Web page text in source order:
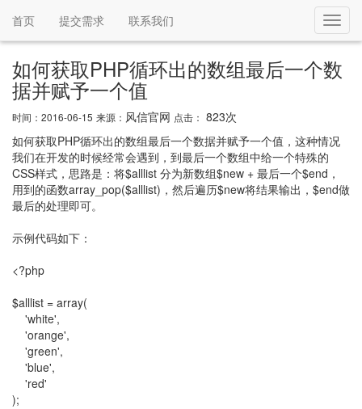
首页 提交需求 联系我们
如何获取PHP循环出的数组最后一个数
据并赋予一个值
时间：2016-06-15 来源： 风信官网 点击： 823次
如何获取PHP循环出的数组最后一个数据并赋予一个值，这种情况
我们在开发的时候经常会遇到，到最后一个数组中给一个特殊的
CSS样式，思路是：将$alllist 分为新数组$new + 最后一个$end，
用到的函数array_pop($alllist)，然后遍历$new将结果输出，$end做
最后的处理即可。
示例代码如下：
<?php
$alllist = array(
'white',
'orange',
'green',
'blue',
'red'
);